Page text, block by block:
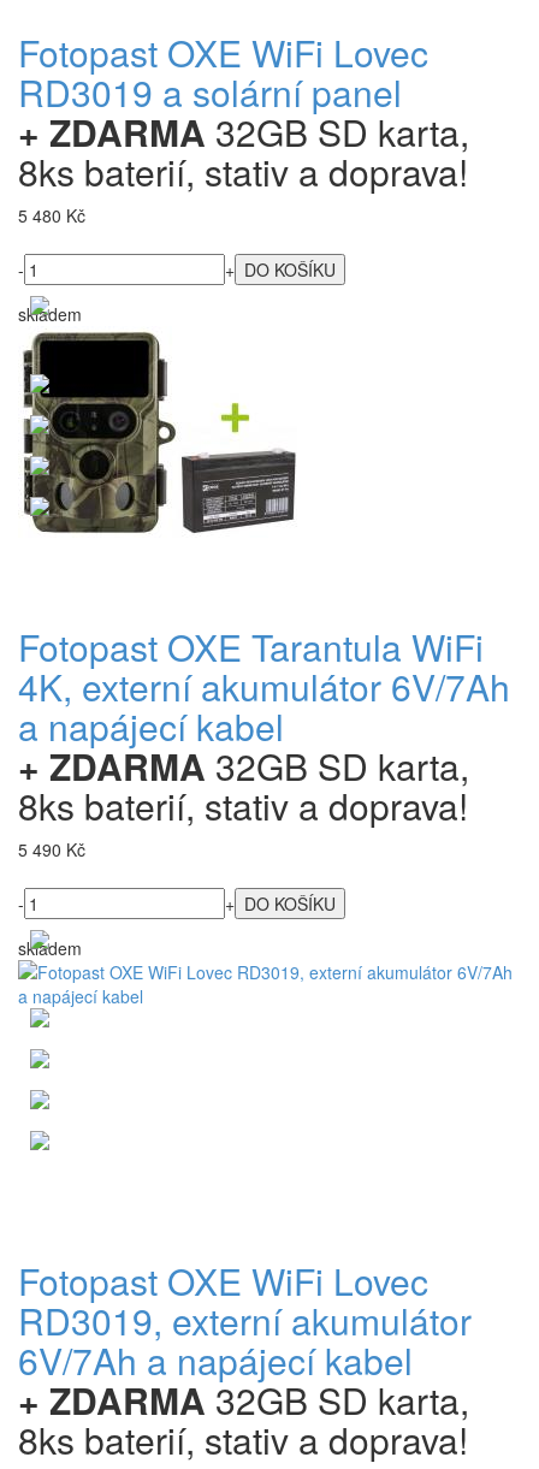
Fotopast OXE WiFi Lovec
RD3019 a solární panel
+ ZDARMA 32GB SD karta,
8ks baterií, stativ a doprava!
5 480 Kč
-
+
skladem
Fotopast OXE Tarantula WiFi
4K, externí akumulátor 6V/7Ah
a napájecí kabel
+ ZDARMA 32GB SD karta,
8ks baterií, stativ a doprava!
5 490 Kč
-
+
skladem
Fotopast OXE WiFi Lovec
RD3019, externí akumulátor
6V/7Ah a napájecí kabel
+ ZDARMA 32GB SD karta,
8ks baterií, stativ a doprava!